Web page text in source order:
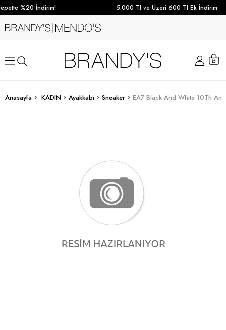
%20 İndirim! 5.000 Tl ve Üzeri 600 Tl Ek İndirim
Anasayfa KADIN Ayakkabı Sneaker EA7 Black And White 10Th